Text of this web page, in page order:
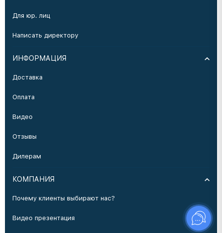
Для юр. лиц
Написать директору
ИНФОРМАЦИЯ
Доставка
Оплата
Видео
Отзывы
Дилерам
КОМПАНИЯ
Почему клиенты выбирают нас?
Видео презентация